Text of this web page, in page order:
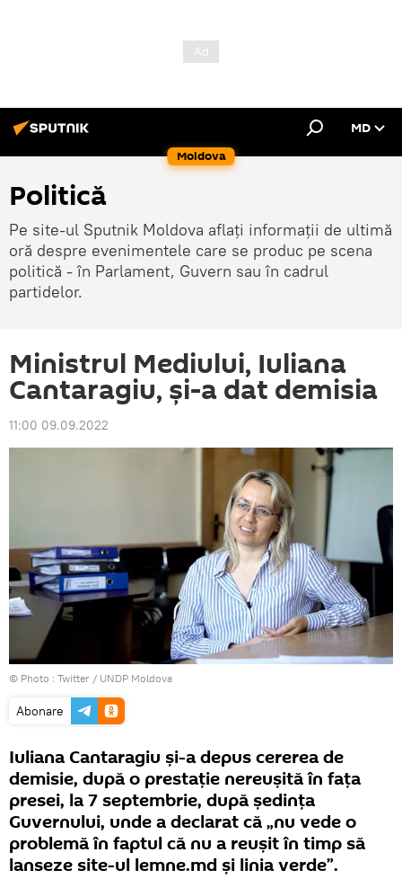
Moldova
MD
Politică
Pe site-ul Sputnik Moldova aflați informații de ultimă
oră despre evenimentele care se produc pe scena
politică - în Parlament, Guvern sau în cadrul
partidelor.
Ministrul Mediului, Iuliana
Cantaragiu, și-a dat demisia
11:00 09.09.2022
© Photo : Twitter / UNDP Moldova
Abonare
Iuliana Cantaragiu și-a depus cererea de
demisie, după o prestație nereușită în fața
presei, la 7 septembrie, după ședința
Guvernului, unde a declarat că „nu vede o
problemă în faptul că nu a reușit în timp să
lanseze site-ul lemne.md și linia verde”.